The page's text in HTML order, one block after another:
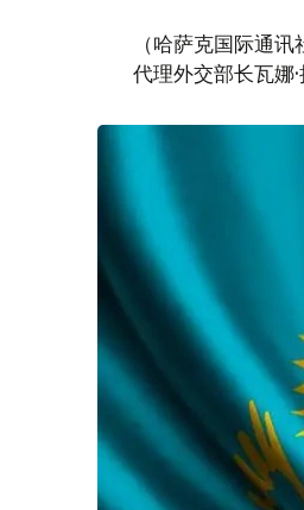
（哈萨克国际通
代理外交部长瓦娜